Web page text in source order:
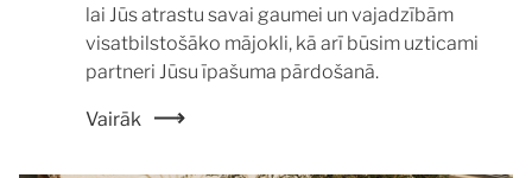
lai Jūs atrastu savai gaumei un vajadzībām
visatbilstošāko mājokli, kā arī būsim uzticami
partneri Jūsu īpašuma pārdošanā.
Vairāk